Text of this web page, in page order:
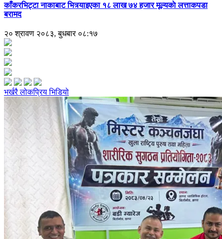
काँकरभिट्टा नाकाबाट भित्र्याइएका १८ लाख ७४ हजार मूल्यकाे लत्ताकपडा
बरामद
२० श्रावण २०८३, बुधबार ०८:१७
भर्खरैलोकप्रियभिडियो